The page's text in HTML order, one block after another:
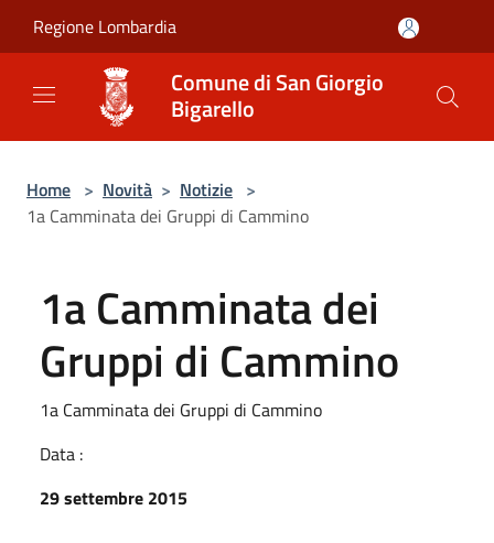
Regione Lombardia
Comune di San Giorgio
Bigarello
Home > Novità > Notizie >
1a Camminata dei Gruppi di Cammino
1a Camminata dei
Gruppi di Cammino
1a Camminata dei Gruppi di Cammino
Data :
29 settembre 2015